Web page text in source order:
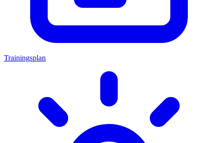
Trainingsplan